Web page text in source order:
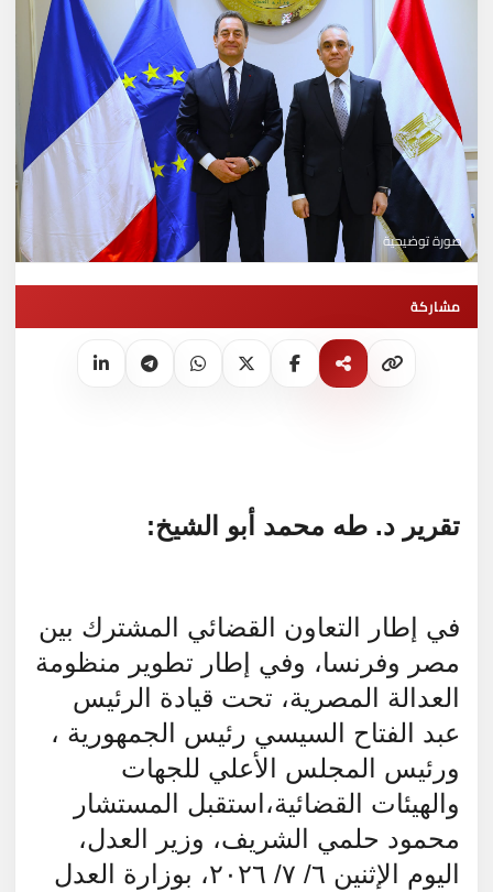
صورة توضيحية
مشاركة
تقرير د. طه محمد أبو الشيخ:
في إطار التعاون القضائي المشترك بين
مصر وفرنسا، وفي إطار تطوير منظومة
العدالة المصرية، تحت قيادة الرئيس
عبد الفتاح السيسي رئيس الجمهورية ،
ورئيس المجلس الأعلي للجهات
والهيئات القضائية،استقبل المستشار
محمود حلمي الشريف، وزير العدل،
اليوم الإثنين ٦/ ٧/ ٢٠٢٦،
بوزارة العدل